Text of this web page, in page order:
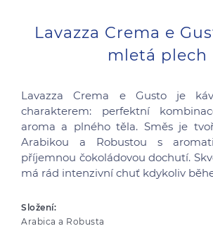
Lavazza Crema e
mletá plech
Lavazza Crema e Gusto je
charakterem: perfektní
aroma a plného těla. Směs je
Arabikou a Robustou s
příjemnou čokoládovou dochutí.
má rád intenzivní chuť kdykoliv
Složení:
Arabica a Robusta